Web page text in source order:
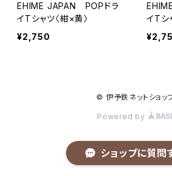
EHIME JAPAN POPドラ
イTシャツ〈紺×黄〉
¥2,750
イTシ
© 伊予鉄ネットショッ
Powered by
ショップに質問